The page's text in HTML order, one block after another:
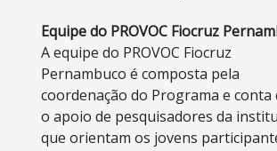
Equipe do PROVOC Fiocruz
A equipe do PROVOC Fiocruz
Pernambuco é composta pela
coordenação do Programa e conta
o apoio de pesquisadores da
que orientam os jovens